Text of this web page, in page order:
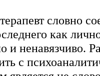
словно
как
и ненавязчиво.
с